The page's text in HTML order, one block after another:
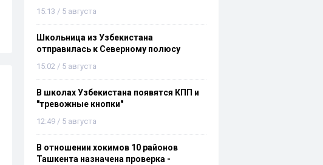
15:13 / 5 августа
Школьница из Узбекистана
отправилась к Северному полюсу
15:02 / 5 августа
В школах Узбекистана появятся КПП и
"тревожные кнопки"
12:49 / 5 августа
В отношении хокимов 10 районов
Ташкента назначена проверка -